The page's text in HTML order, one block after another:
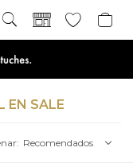
EN SALE
Recomendados